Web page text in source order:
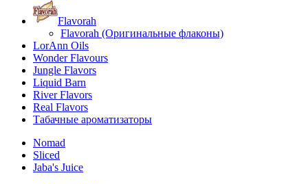
Flavorah
Flavorah (Оригинальные флаконы)
LorAnn Oils
Wonder Flavours
Jungle Flavors
Liquid Barn
River Flavors
Real Flavors
Табачные ароматизаторы
Nomad
Sliced
Jaba's Juice